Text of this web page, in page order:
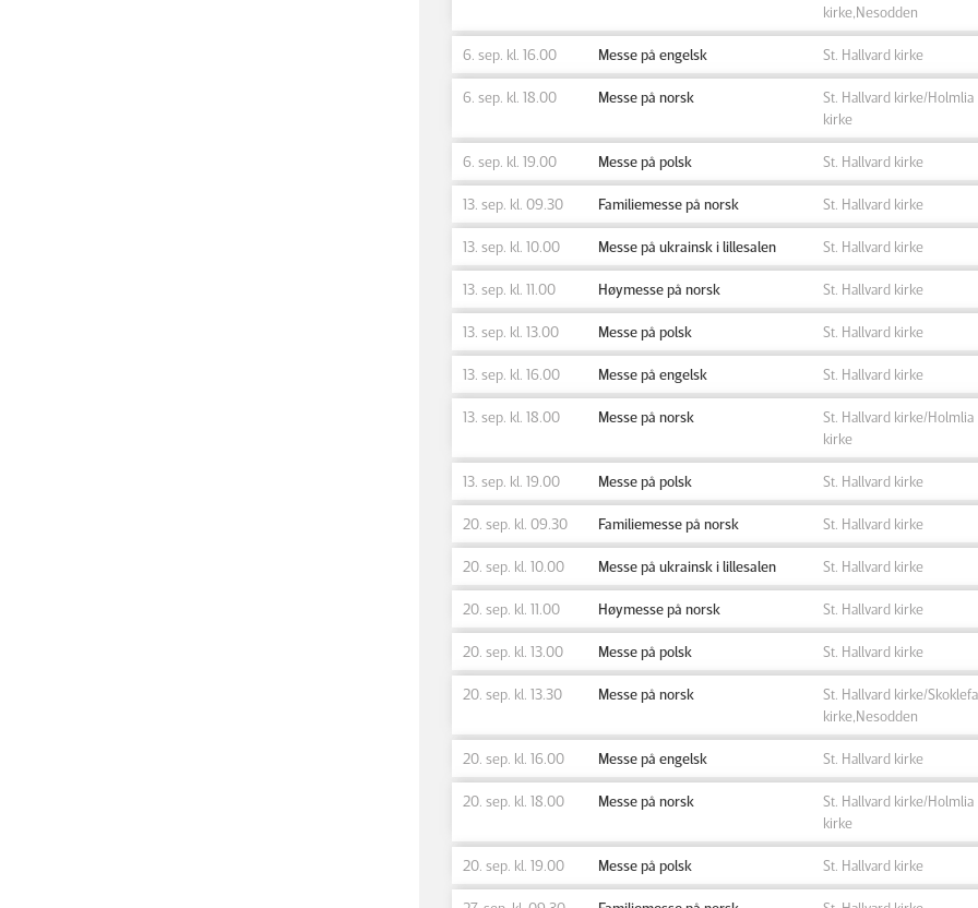
kirke,Nesodden
6. sep. kl. 16.00 Messe på engelsk St. Hallvard kirke
6. sep. kl. 18.00 Messe på norsk
St. Hallvard kirke/Holmlia
kirke
6. sep. kl. 19.00 Messe på polsk St. Hallvard kirke
13. sep. kl. 09.30 Familiemesse på norsk St. Hallvard kirke
13. sep. kl. 10.00 Messe på ukrainsk i lillesalen St. Hallvard kirke
13. sep. kl. 11.00 Høymesse på norsk St. Hallvard kirke
13. sep. kl. 13.00 Messe på polsk St. Hallvard kirke
13. sep. kl. 16.00 Messe på engelsk St. Hallvard kirke
13. sep. kl. 18.00 Messe på norsk
St. Hallvard kirke/Holmlia
kirke
13. sep. kl. 19.00 Messe på polsk St. Hallvard kirke
20. sep. kl. 09.30 Familiemesse på norsk St. Hallvard kirke
20. sep. kl. 10.00 Messe på ukrainsk i lillesalen St. Hallvard kirke
20. sep. kl. 11.00 Høymesse på norsk St. Hallvard kirke
20. sep. kl. 13.00 Messe på polsk St. Hallvard kirke
20. sep. kl. 13.30 Messe på norsk
St. Hallvard kirke/
kirke,Nesodden
20. sep. kl. 16.00 Messe på engelsk St. Hallvard kirke
20. sep. kl. 18.00 Messe på norsk
St. Hallvard kirke/Holmlia
kirke
20. sep. kl. 19.00 Messe på polsk St. Hallvard kirke